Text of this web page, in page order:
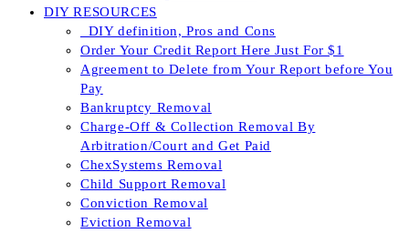
DIY RESOURCES
_DIY definition, Pros and Cons
Order Your Credit Report Here Just For $1
Agreement to Delete from Your Report before You
Pay
Bankruptcy Removal
Charge-Off & Collection Removal By
Arbitration/Court and Get Paid
ChexSystems Removal
Child Support Removal
Conviction Removal
Eviction Removal